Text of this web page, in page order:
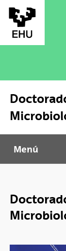
Saltar al contenido
Menú